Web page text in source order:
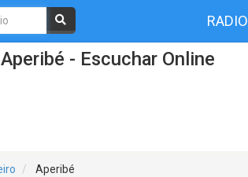
RADIO
- Escuchar Online
Aperibé